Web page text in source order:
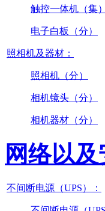
触控一体机（集）
电子白板（分）
照相机及器材：
照相机（分）
相机镜头（分）
相机器材（分）
网络以
不间断电源（UPS）：